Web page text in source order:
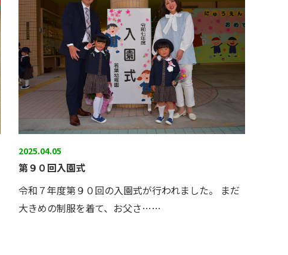
2025.04.05
第９０回入園式
令和７年度第９０回の入園式が行われました。 まだ
大きめの制服を着て、お父さ……